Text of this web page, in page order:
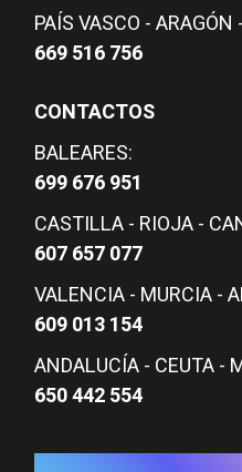
PAÍS VASCO -
669 516 756
CONTACTOS
BALEARES:
699 676 951
CASTILLA - RIOJA -
607 657 077
VALENCIA - MURCIA -
609 013 154
ANDALUCÍA - CEUTA -
650 442 554